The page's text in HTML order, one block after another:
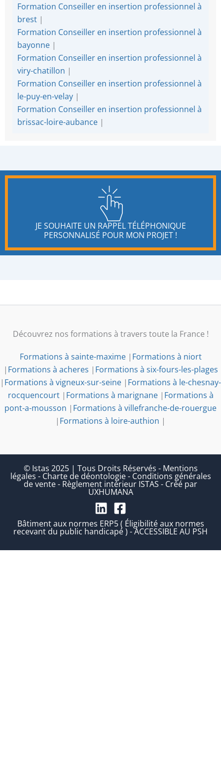
Formation Conseiller en insertion professionnel à
brest |
Formation Conseiller en insertion professionnel à
bayonne |
Formation Conseiller en insertion professionnel à
viry-chatillon |
Formation Conseiller en insertion professionnel à
le-puy-en-velay |
Formation Conseiller en insertion professionnel à
brissac-loire-aubance |
JE SOUHAITE UN RAPPEL TÉLÉPHONIQUE
PERSONNALISÉ POUR MON PROJET !
Découvrez nos formations à travers toute la France !
Formations à sainte-maxime| Formations à niort
| Formations à acheres | Formations à six-fours-les-plages
| Formations à vigneux-sur-seine | Formations à le-chesnay-
rocquencourt| Formations à marignane| Formations à
pont-a-mousson | Formations à villefranche-de-rouergue
| Formations à loire-authion |
© Istas 2025 | Tous Droits Réservés - Mentions
légales - Charte de déontologie- Conditions générales
de vente- Règlement intérieur ISTAS - Créé par
UXHUMANA
Bâtiment aux normes ERP5 ( Éligibilité aux normes
recevant du public handicapé ) - ACCESSIBLE AU PSH